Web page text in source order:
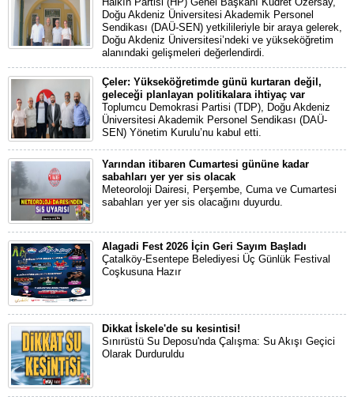
Doğu Akdeniz Üniversitesi Akademik Personel
Sendikası (DAÜ-SEN) yetkilileriyle bir araya gelerek,
Doğu Akdeniz Üniversitesi’ndeki ve yükseköğretim
alanındaki gelişmeleri değerlendirdi.
Çeler: Yükseköğretimde günü kurtaran değil,
geleceği planlayan politikalara ihtiyaç var
Toplumcu Demokrasi Partisi (TDP), Doğu Akdeniz
Üniversitesi Akademik Personel Sendikası (DAÜ-
SEN) Yönetim Kurulu’nu kabul etti.
Yarından itibaren Cumartesi gününe kadar
sabahları yer yer sis olacak
Meteoroloji Dairesi, Perşembe, Cuma ve Cumartesi
sabahları yer yer sis olacağını duyurdu.
Alagadi Fest 2026 İçin Geri Sayım Başladı
Çatalköy-Esentepe Belediyesi Üç Günlük Festival
Coşkusuna Hazır
Dikkat İskele'de su kesintisi!
Sınırüstü Su Deposu'nda Çalışma: Su Akışı Geçici
Olarak Durduruldu